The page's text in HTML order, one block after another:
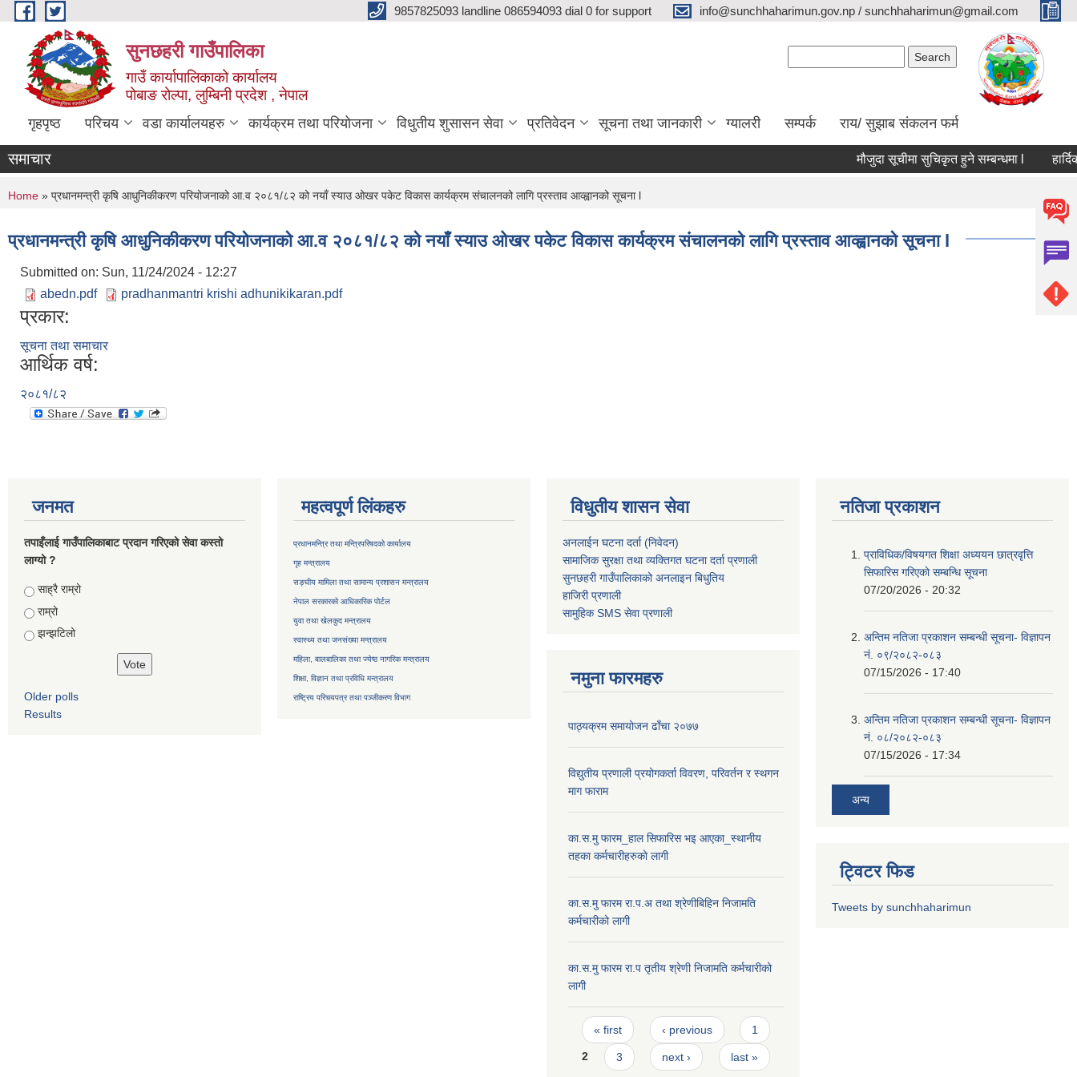
Skip to main content 9857825093 landline 086594093 dial 0 for support info@sunchhaharimun.gov.np / sunchhaharimun@gmail.com
सुनछहरी गाउँपालिका
गाउँ कार्यापालिकाको कार्यालय
पोबाङ रोल्पा, लुम्बिनी प्रदेश , नेपाल
गृहपृष्ठ परिचय वडा कार्यालयहरु कार्यक्रम तथा परियोजना विधुतीय शुसासन सेवा प्रतिवेदन सूचना तथा जानकारी ग्यालरी सम्पर्क राय/ सुझाब संकलन फर्म
समाचार मौजुदा सूचीमा सुचिकृत हुने सम्बन्धमा l हार्दिक
You are here
Home » प्रधानमन्त्री कृषि आधुनिकीकरण परियोजनाको आ.व २०८१/८२ को नयाँ स्याउ ओखर पकेट विकास कार्यक्रम संचालनको लागि प्रस्ताव आव्ह्वानको सूचना l
प्रधानमन्त्री कृषि आधुनिकीकरण परियोजनाको आ.व २०८१/८२ को नयाँ स्याउ ओखर पकेट विकास कार्यक्रम संचालनको लागि प्रस्ताव आव्ह्वानको सूचना l
Submitted on: Sun, 11/24/2024 - 12:27
abedn.pdf
pradhanmantri krishi adhunikikaran.pdf
प्रकार:
सूचना तथा समाचार
आर्थिक वर्ष:
२०८१/८२
जनमत
तपाइँलाई गाउँपालिकाबाट प्रदान गरिएको सेवा कस्तो
लाग्यो ?
Choices
साह्रै राम्रो
राम्रो
झन्झटिलो
Older polls
Results
महत्वपूर्ण लिंकहरु
प्रधानमन्त्रि तथा मन्त्रिपरिषदको कार्यालय
गृह मन्त्रालय
सङ्घीय मामिला तथा सामान्य प्रशासन मन्त्रालय
नेपाल सरकारको आधिकारिक पोर्टल
युवा तथा खेलकुद मन्त्रालय
स्वास्थ्य तथा जनसंख्या मन्त्रालय
महिला, बालबालिका तथा ज्येष्ठ नागरिक मन्त्रालय
शिक्षा, विज्ञान तथा प्रविधि मन्त्रालय
राष्ट्रिय परिचयपत्र तथापञ्जीकरण विभाग
विधुतीय शासन सेवा
अनलाईन घटना दर्ता (निवेदन)
सामाजिक सुरक्षा तथा व्यक्तिगत घटना दर्ताप्रणाली
सुनछहरी गाउँपालिकाको अनलाइन बिधुतिय
हाजिरी प्रणाली
सामुहिकSMS सेवाप्रणाली
नमुना फारमहरु
पाठ्यक्रम समायोजन ढाँचा २०७७
विद्युतीय प्रणाली प्रयोगकर्ता विवरण, परिवर्तन र स्थगन
माग फाराम
का.स.मु फारम_हाल सिफारिस भइ आएका_स्थानीय
तहका कर्मचारीहरुको लागी
का.स.मु फारम रा.प.अ तथा श्रेणीबिहिन निजामति
कर्मचारीको लागी
का.स.मु फारम रा.प तृतीय श्रेणी निजामति कर्मचारीको
लागी
Pages
« first ‹ previous 1
2 3 next › last »
नतिजा प्रकाशन
प्राविधिक/विषयगत शिक्षा अध्ययन छात्रवृत्ति
सिफारिस गरिएकाे सम्बन्धि सूचना
07/20/2026 - 20:32
अन्तिम नतिजा प्रकाशन सम्बन्धी सूचना- विज्ञापन
नं. ०९/२०८२-०८३
07/15/2026 - 17:40
अन्तिम नतिजा प्रकाशन सम्बन्धी सूचना- विज्ञापन
नं. ०८/२०८२-०८३
07/15/2026 - 17:34
अन्य
ट्विटर फिड
Tweets by sunchhaharimun